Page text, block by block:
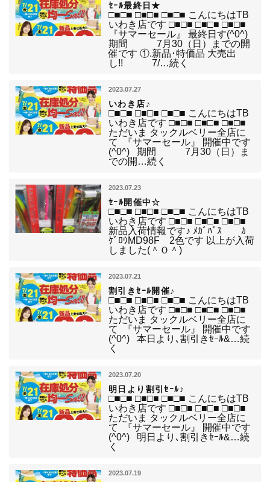
ｾｰﾙ最終日★
□■□■ □■□■ □■□■ こんにちはTB
いわき店です □■□■ □■□■ □■□■
『サマーセール』 最終日す(^0^)
期間 7月30（日）までの開
催です ①.新品･特価品 大売出
し!! 7/…続く
2023.07.27
いわき店♪
□■□■ □■□■ □■□■ こんにちはTB
いわき店です □■□■ □■□■ □■□■
ただいま タックルベリー全店に
て 『サマーセール』 開催中です
(^0^) 期間 7月30（日）ま
での開…続く
2023.07.23
ｾｰﾙ開催中☆
□■□■ □■□■ □■□■ こんにちはTB
いわき店です □■□■ □■□■ □■□■
新品入荷情報です♪ ﾒｶﾞﾊﾞｽ ｶ
ｹﾞﾛｳMD98F 2色です 以上が入荷
しました(＾Ｏ＾)
2023.07.21
割引きｾｰﾙ開催♪
□■□■ □■□■ □■□■ こんにちはTB
いわき店です □■□■ □■□■ □■□■
ただいま タックルベリー全店に
て 『サマーセール』 開催中です
(^0^) 本日より､割引きｾｰﾙ&…続
く
2023.07.20
明日より割引ｾｰﾙ♪
□■□■ □■□■ □■□■ こんにちはTB
いわき店です □■□■ □■□■ □■□■
ただいま タックルベリー全店に
て 『サマーセール』 開催中です
(^0^) 明日より､割引きｾｰﾙ&…続
く
2023.07.19